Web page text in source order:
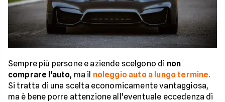
Sempre più persone e aziende scelgono di non
comprare l'auto, ma il noleggio auto a lungo termine.
Si tratta di una scelta economicamente vantaggiosa,
ma è bene porre attenzione all'eventuale eccedenza di